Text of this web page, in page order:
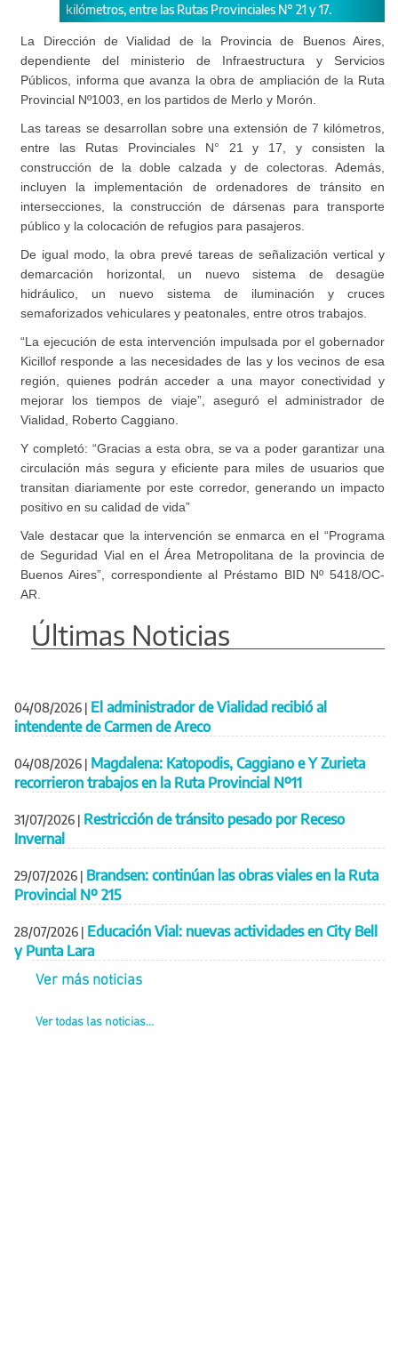
Provinciales N° 21 y 17.
Nº1003, en Merlo y Morón.
La Dirección de Vialidad de la Provincia de Buenos Aires,
dependiente del ministerio de Infraestructura y Servicios
Públicos, informa que avanza la obra de ampliación de la Ruta
Provincial Nº1003, en los partidos de Merlo y Morón.
Las tareas se desarrollan sobre una extensión de 7 kilómetros,
entre las Rutas Provinciales N° 21 y 17, y consisten la
construcción de la doble calzada y de colectoras. Además,
incluyen la implementación de ordenadores de tránsito en
intersecciones, la construcción de dársenas para transporte
público y la colocación de refugios para pasajeros.
De igual modo, la obra prevé tareas de señalización vertical y
demarcación horizontal, un nuevo sistema de desagüe
hidráulico, un nuevo sistema de iluminación y cruces
semaforizados vehiculares y peatonales, entre otros trabajos.
“La ejecución de esta intervención impulsada por el gobernador
Kicillof responde a las necesidades de las y los vecinos de esa
región, quienes podrán acceder a una mayor conectividad y
mejorar los tiempos de viaje”, aseguró el administrador de
Vialidad, Roberto Caggiano.
Y completó: “Gracias a esta obra, se va a poder garantizar una
circulación más segura y eficiente para miles de usuarios que
transitan diariamente por este corredor, generando un impacto
positivo en su calidad de vida”
Vale destacar que la intervención se enmarca en el “Programa
de Seguridad Vial en el Área Metropolitana de la provincia de
Buenos Aires”, correspondiente al Préstamo BID Nº 5418/OC-
AR.
Últimas Noticias
04/08/2026 | El administrador de Vialidad recibió al
intendente de Carmen de Areco
04/08/2026 | Magdalena: Katopodis, Caggiano e Y Zurieta
recorrieron trabajos en la Ruta Provincial Nº11
31/07/2026 | Restricción de tránsito pesado por Receso
Invernal
29/07/2026 | Brandsen: continúan las obras viales en la Ruta
Provincial Nº 215
28/07/2026 | Educación Vial: nuevas actividades en City Bell
y Punta Lara
Ver más noticias
Ver todas las noticias...